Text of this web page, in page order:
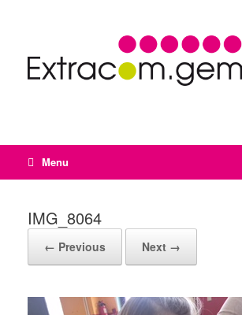
Menu
IMG_8064
← Previous Next →